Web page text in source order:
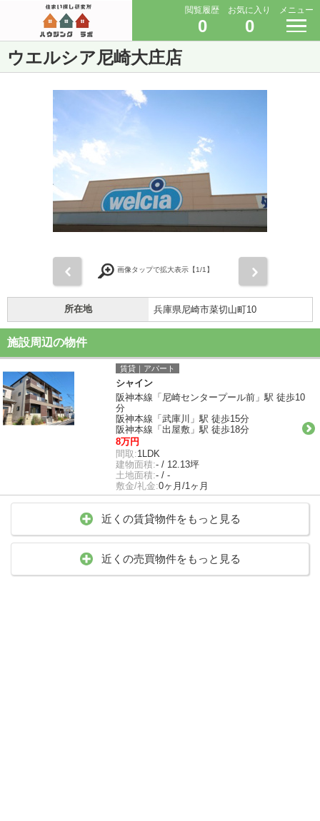
閲覧履歴
0
お気に入り
0
メニュー
ウエルシア尼崎大庄店
画像タップで拡大表示【1/1】
所在地 兵庫県尼崎市菜切山町10
施設周辺の物件
賃貸｜アパート
シャイン
阪神本線「尼崎センタープール前」駅 徒歩10
分
阪神本線「武庫川」駅 徒歩15分
阪神本線「出屋敷」駅 徒歩18分
8万円
間取:1LDK
建物面積:- / 12.13坪
土地面積:- / -
敷金/礼金:0ヶ月/1ヶ月
近くの賃貸物件をもっと見る
近くの売買物件をもっと見る